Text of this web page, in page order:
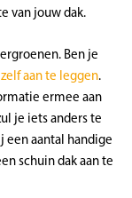
van jouw dak.
Ben je
aan te leggen.
ermee aan
je iets anders te
een aantal handige
schuin dak aan te